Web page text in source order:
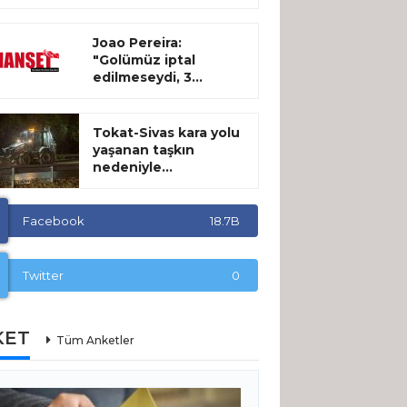
Joao Pereira:
"Golümüz iptal
edilmeseydi, 3...
Tokat-Sivas kara yolu
yaşanan taşkın
nedeniyle...
Facebook 18.7B
Twitter 0
Tüm Anketler